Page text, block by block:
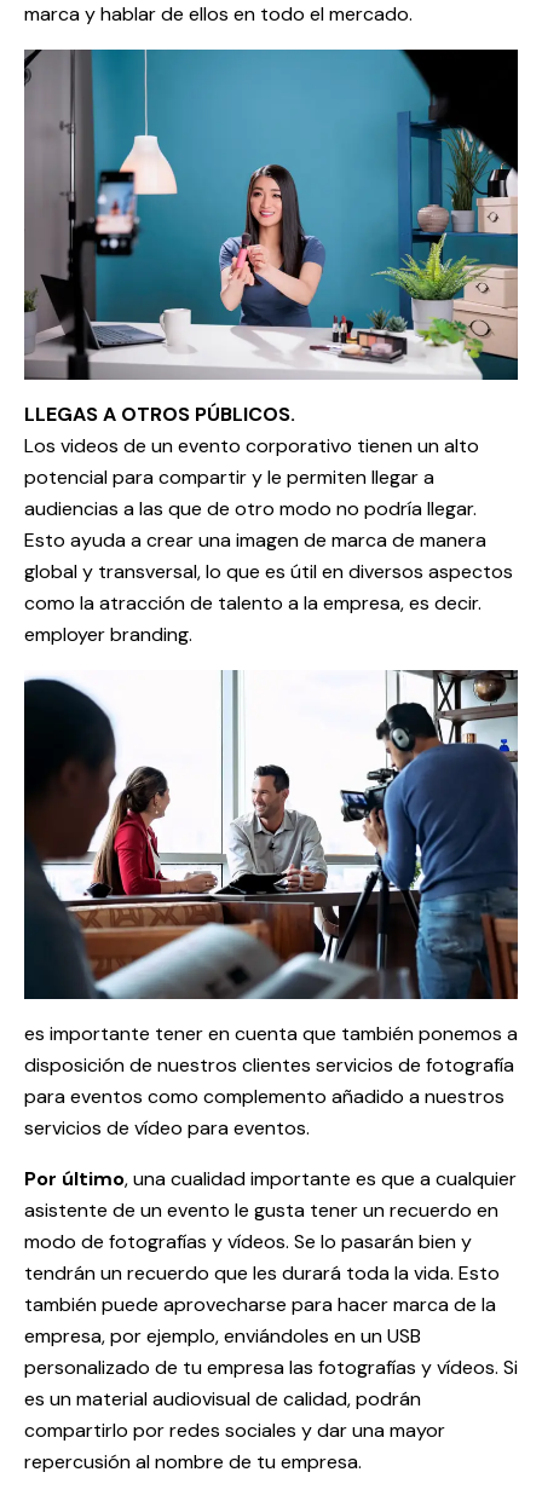
marca y hablar de ellos en todo el mercado.
LLEGAS A OTROS PÚBLICOS.
Los videos de un evento corporativo tienen un alto
potencial para compartir y le permiten llegar a
audiencias a las que de otro modo no podría llegar.
Esto ayuda a crear una imagen de marca de manera
global y transversal, lo que es útil en diversos aspectos
como la atracción de talento a la empresa, es decir.
employer branding.
es importante tener en cuenta que también ponemos a
disposición de nuestros clientes servicios de fotografía
para eventos como complemento añadido a nuestros
servicios de vídeo para eventos.
Por último, una cualidad importante es que a cualquier
asistente de un evento le gusta tener un recuerdo en
modo de fotografías y vídeos. Se lo pasarán bien y
tendrán un recuerdo que les durará toda la vida. Esto
también puede aprovecharse para hacer marca de la
empresa, por ejemplo, enviándoles en un USB
personalizado de tu empresa las fotografías y vídeos. Si
es un material audiovisual de calidad, podrán
compartirlo por redes sociales y dar una mayor
repercusión al nombre de tu empresa.